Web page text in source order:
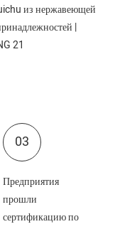
03
Предприятия
прошли
сертификацию по